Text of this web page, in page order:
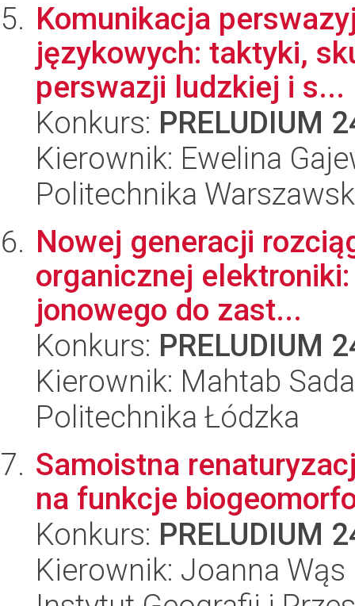
Komunikacja
językowych: taktyki,
perswazji ludzkiej i s...
Konkurs: PRELUDIUM
Kierownik: Ewelina
Politechnika
Nowej generacji
organicznej
jonowego do zast...
Konkurs: PRELUDIUM
Kierownik: Mahtab
Politechnika Łódzka
Samoistna
na funkcje
Konkurs: PRELUDIUM
Kierownik: Joanna Wąs